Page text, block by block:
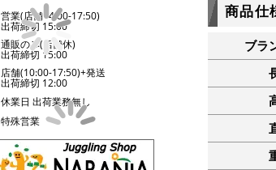
営業(店舗14:00-17:50)
出荷締切 15:00
通販のみ(店舗休)
出荷締切 15:00
店舗(10:00-17:50)+発送
出荷締切 12:00
休業日 出荷業務無し
特殊営業
商品仕
ブラ